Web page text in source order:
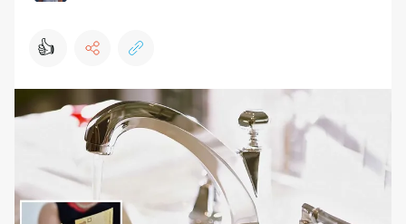
👍